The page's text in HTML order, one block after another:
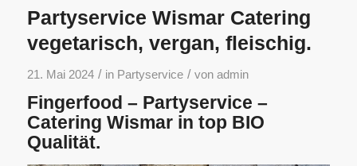
Partyservice Wismar Catering
vegetarisch, vergan, fleischig.
21. Mai 2024 / in Partyservice / von admin
Fingerfood – Partyservice –
Catering Wismar in top BIO
Qualität.